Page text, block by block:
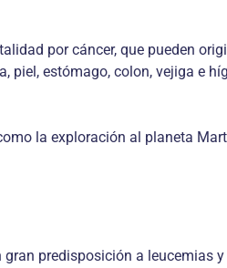
por cáncer, que pue­den
estómago, colon, vejiga e
la exploración al pla­neta
predisposición a leucemias